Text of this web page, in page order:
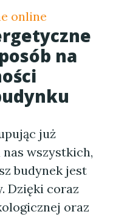
online
na
już
wszystkich,
budynek jest
Dzięki coraz
oraz